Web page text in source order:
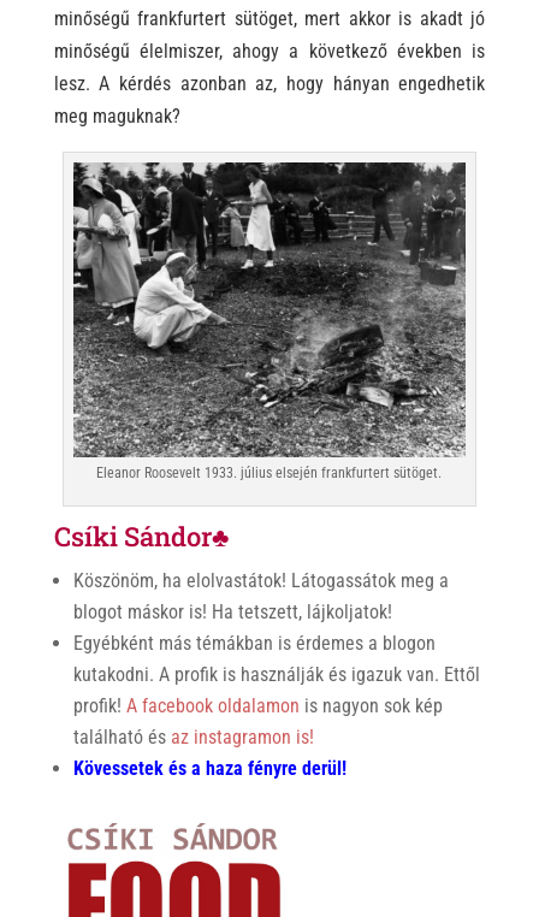
minőségű frankfurtert sütöget, mert akkor is akadt jó
minőségű élelmiszer, ahogy a következő években is
lesz. A kérdés azonban az, hogy hányan engedhetik
meg maguknak?
Eleanor Roosevelt 1933. július elsején frankfurtert sütöget.
Csíki Sándor♣
Köszönöm, ha elolvastátok! Látogassátok meg a
blogot máskor is! Ha tetszett, lájkoljatok!
Egyébként más témákban is érdemes a blogon
kutakodni. A profik is használják és igazuk van. Ettől
profik! A facebook oldalamon is nagyon sok kép
található ésaz instagramon is!
Kövessetek és a haza fényre derül!